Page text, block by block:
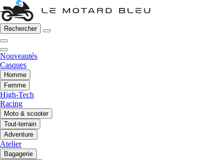
Rechercher
Nouveautés
Casques
Homme
Femme
High-Tech
Racing
Moto & scooter
Tout-terrain
Adventure
Atelier
Bagagerie